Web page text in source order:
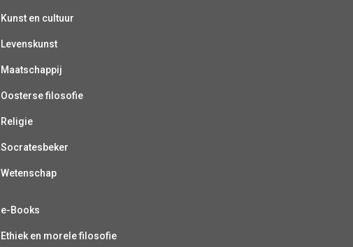
Kunst en cultuur
Levenskunst
Maatschappij
Oosterse filosofie
Religie
Socratesbeker
Wetenschap
e-Books
Ethiek en morele filosofie